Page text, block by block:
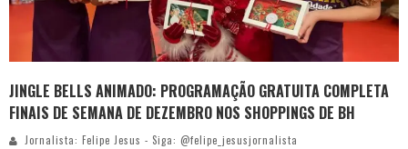
JINGLE BELLS ANIMADO: PROGRAMAÇÃO GRATUITA COMPLETA
FINAIS DE SEMANA DE DEZEMBRO NOS SHOPPINGS DE BH
Jornalista: Felipe Jesus - Siga: @felipe_jesusjornalista